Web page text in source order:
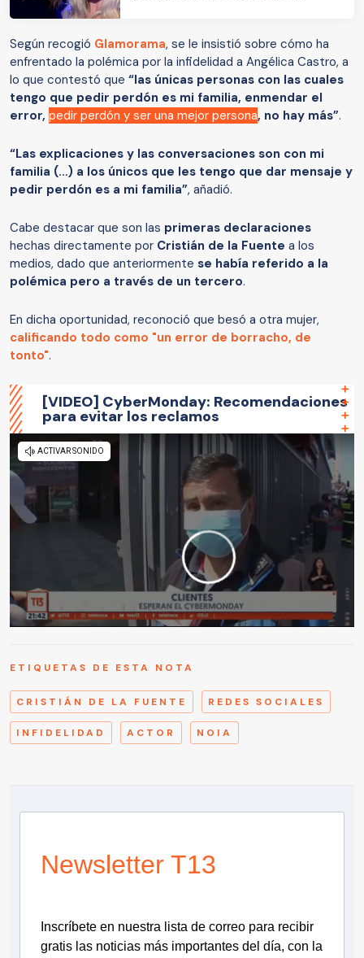
Según recogió Glamorama, se le insistió sobre cómo ha
enfrentado la polémica por la infidelidad a Angélica Castro, a
lo que contestó que “las únicas personas con las cuales
tengo que pedir perdón es mi familia, enmendar el
error, pedir perdón y ser una mejor persona, no hay más”.
“Las explicaciones y las conversaciones son con mi
familia (…) a los únicos que les tengo que dar mensaje y
pedir perdón es a mi familia”, añadió.
Cabe destacar que son las primeras declaraciones
hechas directamente por Cristián de la Fuente a los
medios, dado que anteriormente se había referido a la
polémica pero a través de un tercero.
En dicha oportunidad, reconoció que besó a otra mujer,
calificando todo como "un error de borracho, de
tonto".
[VIDEO] CyberMonday: Recomendaciones
para evitar los reclamos
ETIQUETAS DE ESTA NOTA
CRISTIÁN DE LA FUENTE REDES SOCIALES
INFIDELIDAD ACTOR NOIA
Newsletter T13
Inscríbete en nuestra lista de correo para recibir
gratis las noticias más importantes del día, con la